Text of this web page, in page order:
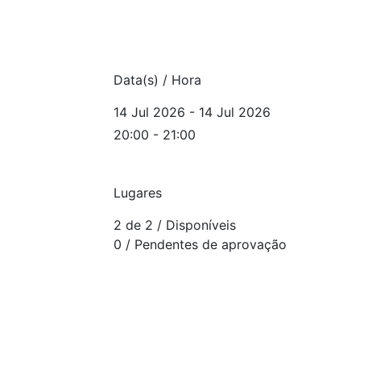
Data(s) / Hora
14 Jul 2026 - 14 Jul 2026
20:00 - 21:00
Lugares
2 de 2 / Disponíveis
0 / Pendentes de aprovação